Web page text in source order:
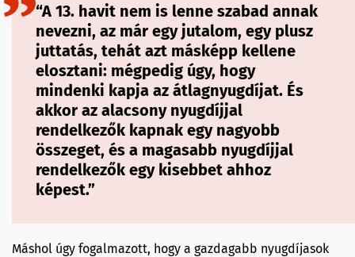
“A 13. havit nem is lenne szabad annak
nevezni, az már egy jutalom, egy plusz
juttatás, tehát azt másképp kellene
elosztani: mégpedig úgy, hogy
mindenki kapja az átlagnyugdíjat. És
akkor az alacsony nyugdíjjal
rendelkezők kapnak egy nagyobb
összeget, és a magasabb nyugdíjjal
rendelkezők egy kisebbet ahhoz
képest.”
Máshol úgy fogalmazott, hogy a gazdagabb nyugdíjasok